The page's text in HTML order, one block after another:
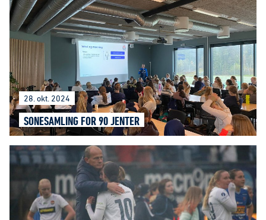
28. okt. 2024
SONESAMLING FOR 90 JENTER